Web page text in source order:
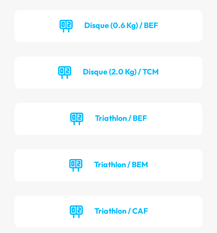
Disque (0.6 Kg) / BEF
Disque (2.0 Kg) / TCM
Triathlon / BEF
Triathlon / BEM
Triathlon / CAF